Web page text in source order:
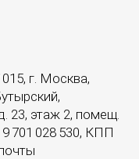
г. Москва,
23, этаж 2, помещ.
701 028 530, КПП